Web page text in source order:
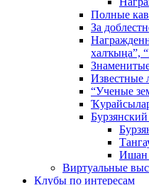
Полные
За
халҡыңа”,
Известные
“Ученые
Ишан
Виртуальные
Клубы по интересам